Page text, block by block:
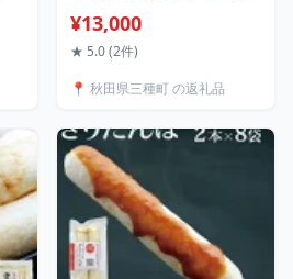
¥13,000
★ 5.0 (2件)
📍 秋田県三種町 の返礼品